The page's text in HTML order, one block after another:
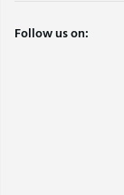
Follow us on: